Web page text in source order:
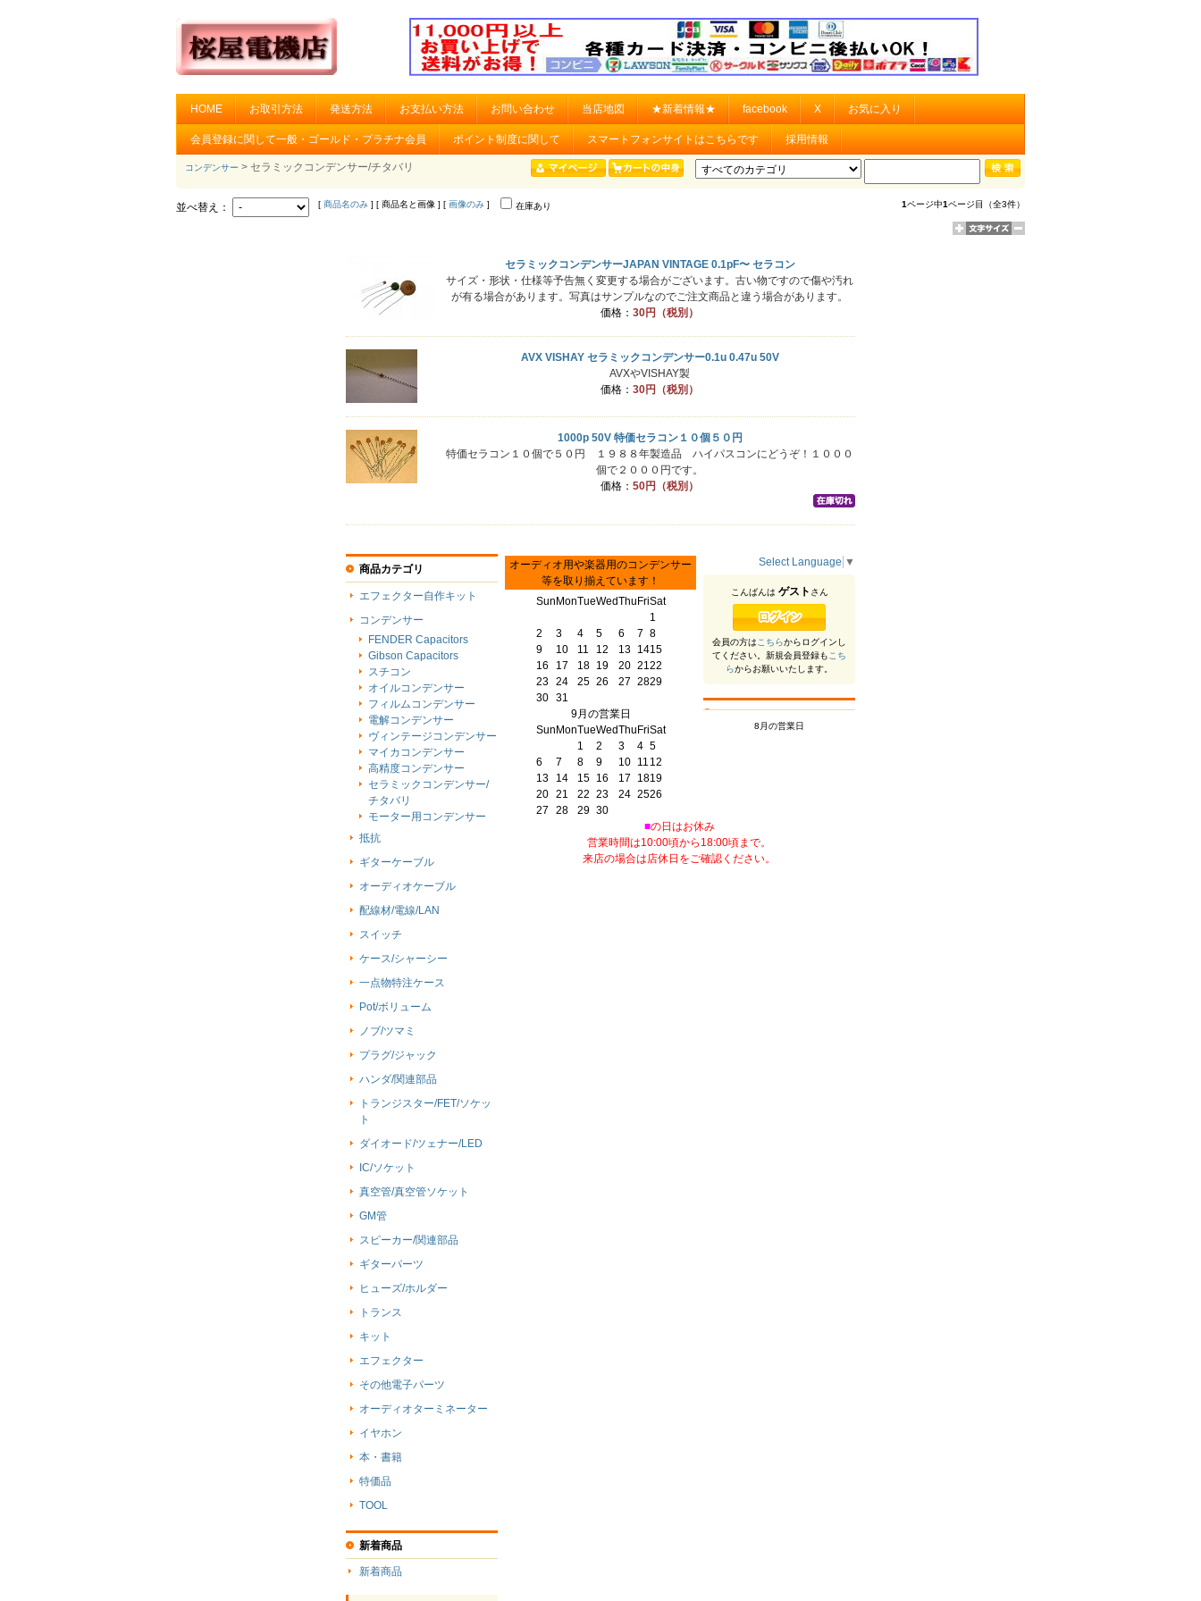
HOME お取引方法 発送方法 お支払い方法 お問い合わせ 当店地図 ★新着情報★ facebook X お気に入り
会員登録に関して一般・ゴールド・プラチナ会員 ポイント制度に関して スマートフォンサイトはこちらです 採用情報
コンデンサー > セラミックコンデンサー/チタバリ
並べ替え： [ 商品名のみ ] [ 商品名と画像 ] [ 画像のみ ] 在庫あり 1ページ中1ページ目（全3件）
セラミックコンデンサーJAPAN VINTAGE 0.1pF〜 セラコン
サイズ・形状・仕様等予告無く変更する場合がございます。古い物ですので傷や汚れ
が有る場合があります。写真はサンプルなのでご注文商品と違う場合があります。
価格： 30円（税別）
AVX VISHAY セラミックコンデンサー0.1u 0.47u 50V
AVXやVISHAY製
価格： 30円（税別）
1000p 50V 特価セラコン１０個５０円
特価セラコン１０個で５０円 １９８８年製造品 ハイパスコンにどうぞ！１０００
個で２０００円です。
価格： 50円（税別）
商品カテゴリ
エフェクター自作キット
コンデンサー
FENDER Capacitors
Gibson Capacitors
スチコン
オイルコンデンサー
フィルムコンデンサー
電解コンデンサー
ヴィンテージコンデンサー
マイカコンデンサー
高精度コンデンサー
セラミックコンデンサー/
チタバリ
モーター用コンデンサー
抵抗
ギターケーブル
オーディオケーブル
配線材/電線/LAN
スイッチ
ケース/シャーシー
一点物特注ケース
Pot/ボリューム
ノブ/ツマミ
プラグ/ジャック
ハンダ/関連部品
トランジスター/FET/ソケッ
ト
ダイオード/ツェナー/LED
IC/ソケット
真空管/真空管ソケット
GM管
スピーカー/関連部品
ギターパーツ
ヒューズ/ホルダー
トランス
キット
エフェクター
その他電子パーツ
オーディオターミネーター
イヤホン
本・書籍
特価品
TOOL
新着商品
新着商品
Select Language ▼
こんばんは ゲスト さん
会員の方は こちらからログインし
てください。新規会員登録も こち
らからお願いいたします。
8月の営業日
オーディオ用や楽器用のコンデンサー
等を取り揃えています！
SunMonTueWedThuFriSat
1
2
3 4 5 6 7 8
9
10 11 12 13 1415
16
17 18 19 20 21 22
23
24 25 26 27 2829
30
31
9月の営業日
SunMonTueWedThuFriSat
1
2 3 4 5
6
7 8 9 10 11 12
13
14 15 16 17 1819
20
21 22 23 24 2526
27
28 29 30
■の日はお休み
営業時間は10:00頃から18:00頃まで。
来店の場合は店休日をご確認ください。